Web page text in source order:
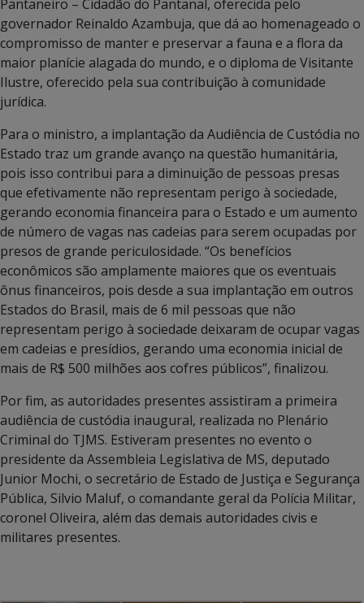
Pantaneiro – Cidadão do Pantanal, oferecida pelo
governador Reinaldo Azambuja, que dá ao homenageado o
compromisso de manter e preservar a fauna e a flora da
maior planície alagada do mundo, e o diploma de Visitante
Ilustre, oferecido pela sua contribuição à comunidade
jurídica.
Para o ministro, a implantação da Audiência de Custódia no
Estado traz um grande avanço na questão humanitária,
pois isso contribui para a diminuição de pessoas presas
que efetivamente não representam perigo à sociedade,
gerando economia financeira para o Estado e um aumento
de número de vagas nas cadeias para serem ocupadas por
presos de grande periculosidade. “Os benefícios
econômicos são amplamente maiores que os eventuais
ônus financeiros, pois desde a sua implantação em outros
Estados do Brasil, mais de 6 mil pessoas que não
representam perigo à sociedade deixaram de ocupar vagas
em cadeias e presídios, gerando uma economia inicial de
mais de R$ 500 milhões aos cofres públicos”, finalizou.
Por fim, as autoridades presentes assistiram a primeira
audiência de custódia inaugural, realizada no Plenário
Criminal do TJMS. Estiveram presentes no evento o
presidente da Assembleia Legislativa de MS, deputado
Junior Mochi, o secretário de Estado de Justiça e Segurança
Pública, Silvio Maluf, o comandante geral da Polícia Militar,
coronel Oliveira, além das demais autoridades civis e
militares presentes.